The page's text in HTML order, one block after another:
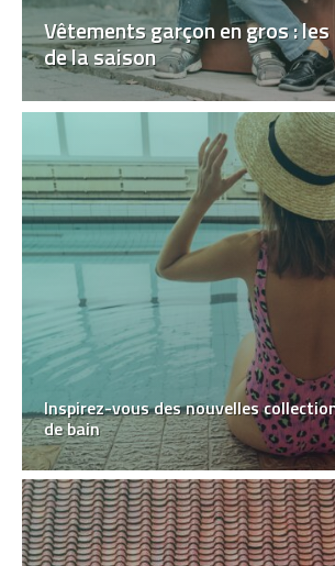
Vêtements garçon en gros :
de la saison
Inspirez-vous des nouvelles
de bain